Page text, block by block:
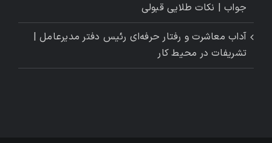
جواب | نکات طلایی قبولی
آداب معاشرت و رفتار حرفه‌ای رئیس دفتر مدیرعامل |
تشریفات در محیط کار